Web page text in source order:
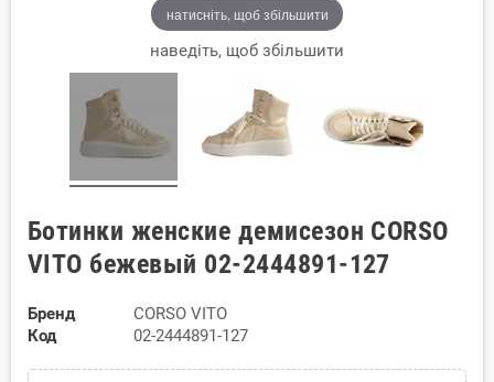
натисніть, щоб збільшити
наведіть, щоб збільшити
Ботинки женские демисезон CORSO
VITO бежевый 02-2444891-127
Бренд
CORSO VITO
Код
02-2444891-127